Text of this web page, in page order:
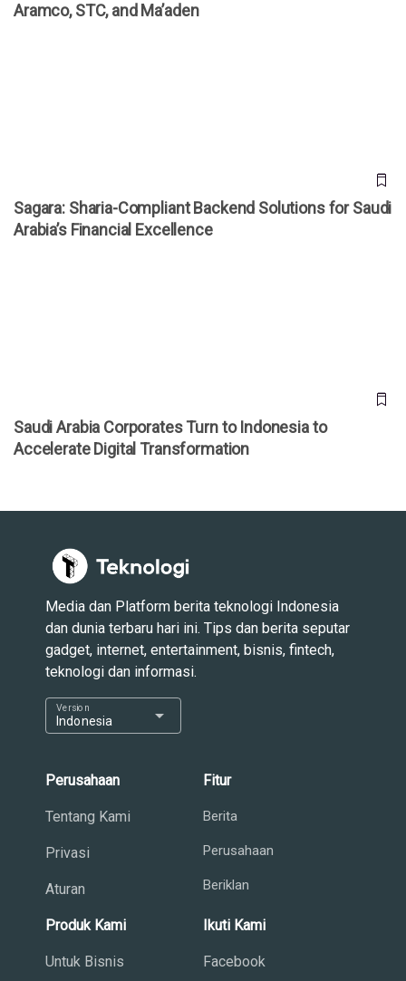
Aramco, STC, and Ma’aden
Sagara: Sharia-Compliant Backend Solutions for Saudi
Arabia’s Financial Excellence
Saudi Arabia Corporates Turn to Indonesia to
Accelerate Digital Transformation
Media dan Platform berita teknologi Indonesia
dan dunia terbaru hari ini. Tips dan berita seputar
gadget, internet, entertainment, bisnis, fintech,
teknologi dan informasi.
Indonesia
Version arrow_drop_down
Perusahaan
Tentang Kami
Privasi
Aturan
Fitur
Berita
Perusahaan
Beriklan
Produk Kami
Untuk Bisnis
Ikuti Kami
Facebook